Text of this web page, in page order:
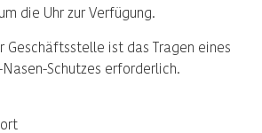
die Uhr zur Verfügung.
Geschäftsstelle ist das Tragen eines
Schutzes erforderlich.